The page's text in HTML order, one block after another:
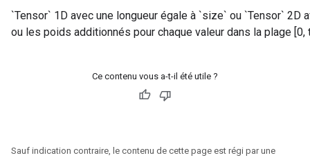
`Tensor` 1D avec une longueur égale à `size` ou `Tensor`
ou les poids additionnés pour chaque valeur dans la plage [0,
Ce contenu vous a-t-il été utile ?
Sauf indication contraire, le contenu de cette page est régi par une